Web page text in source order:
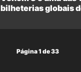
bilheterias globais
Página 1 de 33